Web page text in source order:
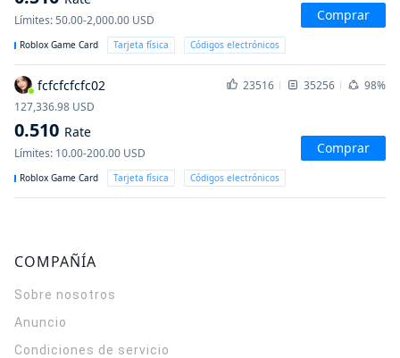
Límites:50.00-2,000.00 USD Comprar
Roblox Game Card Tarjeta física Códigos electrónicos
fcfcfcfcfc02 23516 35256
98%
127,336.98 USD
0.510 Rate
Límites: 10.00-200.00 USD Comprar
Roblox Game Card Tarjeta física Códigos electrónicos
COMPAÑÍA
Sobre nosotros
Anuncio
Condiciones de servicio